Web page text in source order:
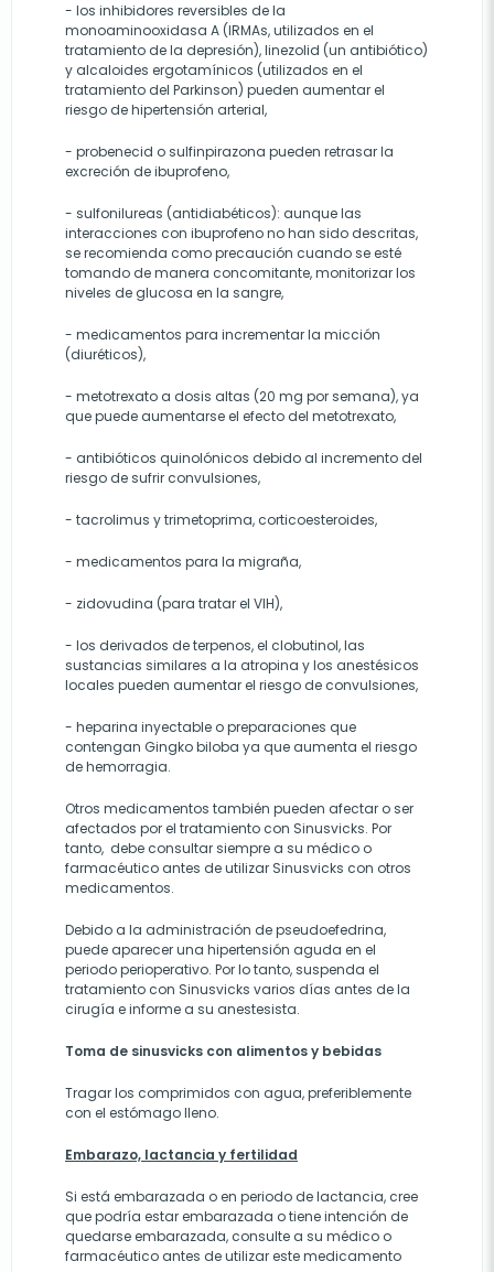
- los inhibidores reversibles de la
monoaminooxidasa A (IRMAs, utilizados en el
tratamiento de la depresión), linezolid (un antibiótico)
y alcaloides ergotamínicos (utilizados en el
tratamiento del Parkinson) pueden aumentar el
riesgo de hipertensión arterial,
- probenecid o sulfinpirazona pueden retrasar la
excreción de ibuprofeno,
- sulfonilureas (antidiabéticos): aunque las
interacciones con ibuprofeno no han sido descritas,
se recomienda como precaución cuando se esté
tomando de manera concomitante, monitorizar los
niveles de glucosa en la sangre,
- medicamentos para incrementar la micción
(diuréticos),
- metotrexato a dosis altas (20 mg por semana), ya
que puede aumentarse el efecto del metotrexato,
- antibióticos quinolónicos debido al incremento del
riesgo de sufrir convulsiones,
- tacrolimus y trimetoprima, corticoesteroides,
- medicamentos para la migraña,
- zidovudina (para tratar el VIH),
- los derivados de terpenos, el clobutinol, las
sustancias similares a la atropina y los anestésicos
locales pueden aumentar el riesgo de convulsiones,
- heparina inyectable o preparaciones que
contengan Gingko biloba ya que aumenta el riesgo
de hemorragia.
Otros medicamentos también pueden afectar o ser
afectados por el tratamiento con Sinusvicks. Por
tanto, debe consultar siempre a su médico o
farmacéutico antes de utilizar Sinusvicks con otros
medicamentos.
Debido a la administración de pseudoefedrina,
puede aparecer una hipertensión aguda en el
periodo perioperativo. Por lo tanto, suspenda el
tratamiento con Sinusvicks varios días antes de la
cirugía e informe a su anestesista.
Toma de sinusvicks con alimentos y bebidas
Tragar los comprimidos con agua, preferiblemente
con el estómago lleno.
Embarazo, lactancia y fertilidad
Si está embarazada o en periodo de lactancia, cree
que podría estar embarazada o tiene intención de
quedarse embarazada, consulte a su médico o
farmacéutico antes de utilizar este medicamento